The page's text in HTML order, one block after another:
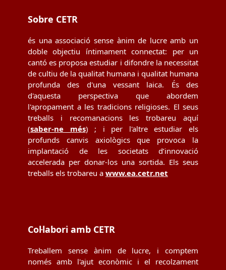
Sobre CETR
és una associació sense ànim de lucre amb un
doble objectiu íntimament connectat: per un
cantó es proposa estudiar i difondre la necessitat
de cultiu de la qualitat humana i qualitat humana
profunda des d'una vessant laica. És des
d'aquesta perspectiva que abordem
l'apropament a les tradicions religioses. El seus
treballs i recomanacions les trobareu aquí
(saber-ne més) ; i per l'altre estudiar els
profunds canvis axiològics que provoca la
implantació de les societats d’innovació
accelerada per donar-los una sortida. Els seus
treballs els trobareu a www.ea.cetr.net
Col·labori amb CETR
Treballem sense ànim de lucre, i comptem
només amb l'ajut econòmic i el recolzament